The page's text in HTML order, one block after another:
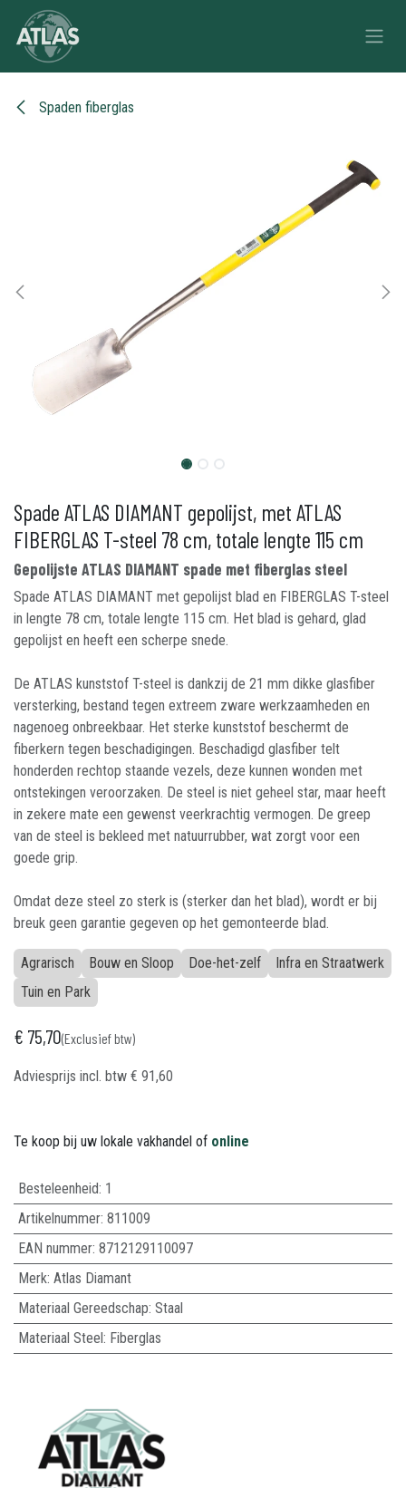
Overslaan naar inhoud
Spaden fiberglas
Spade ATLAS DIAMANT gepolijst, met ATLAS
FIBERGLAS T-steel 78 cm, totale lengte 115 cm
Gepolijste ATLAS DIAMANT spade met fiberglas steel
Spade ATLAS DIAMANT met gepolijst blad en FIBERGLAS T-steel
in lengte 78 cm, totale lengte 115 cm. Het blad is gehard, glad
gepolijst en heeft een scherpe snede.
De ATLAS kunststof T-steel is dankzij de 21 mm dikke glasfiber
versterking, bestand tegen extreem zware werkzaamheden en
nagenoeg onbreekbaar. Het sterke kunststof beschermt de
fiberkern tegen beschadigingen. Beschadigd glasfiber telt
honderden rechtop staande vezels, deze kunnen wonden met
ontstekingen veroorzaken. De steel is niet geheel star, maar heeft
in zekere mate een gewenst veerkrachtig vermogen. De greep
van de steel is bekleed met natuurrubber, wat zorgt voor een
goede grip.
Omdat deze steel zo sterk is (sterker dan het blad), wordt er bij
breuk geen garantie gegeven op het gemonteerde blad.
Agrarisch Bouw en Sloop Doe-het-zelf
Infra en Straatwerk
Tuin en Park
€ 75,70(Exclusief btw)
Adviesprijs incl. btw € 91,60
Te koop bij uw lokale vakhandel of online
Besteleenheid: 1
Artikelnummer: 811009
EAN nummer: 8712129110097
Merk: Atlas Diamant
Materiaal Gereedschap: Staal
Materiaal Steel: Fiberglas